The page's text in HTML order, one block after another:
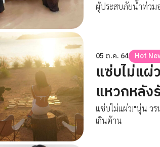
ผู้ประสบภัยน้ำท่วม
05 ต.ค. 64 Hot
แซ่บไม่แ
แหวกหลัง
แซ่บไม่แผ่ว!"นุ่น ว
เกินต้าน